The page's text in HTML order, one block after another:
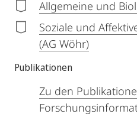
Allgemeine und
Soziale und
(AG Wöhr)
Publikationen
Zu den